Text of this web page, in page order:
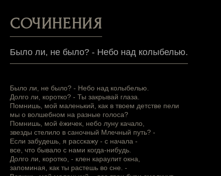
СОЧИНЕНИЯ
Было ли, не было? - Небо над колыбелью.
Было ли, не было? - Небо над колыбелью.
Долго ли, коротко? - Ты закрывай глаза.
Помнишь, мой маленький, как в твоем детстве пели
мы о волшебном на разные голоса?
Помнишь, мой ёжичек, небо луну качало,
звезды стелило в саночный Млечный путь? -
Если забудешь, я расскажу - с начала -
все, что бывало с нами когда-нибудь.
Долго ли, коротко, - клен караулит окна,
запоминая, как ты растешь во сне. -